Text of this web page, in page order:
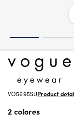
VO5695SUProduct
2 colores